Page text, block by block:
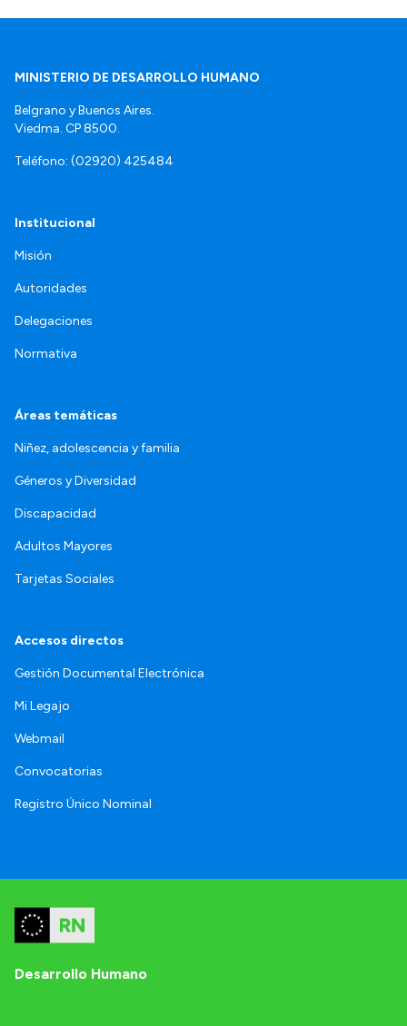
MINISTERIO DE DESARROLLO HUMANO
Belgrano y Buenos Aires.
Viedma. CP 8500.
Teléfono: (02920) 425484
Institucional
Misión
Autoridades
Delegaciones
Normativa
Áreas temáticas
Niñez, adolescencia y familia
Géneros y Diversidad
Discapacidad
Adultos Mayores
Tarjetas Sociales
Accesos directos
Gestión Documental Electrónica
Mi Legajo
Webmail
Convocatorias
Registro Único Nominal
Desarrollo Humano